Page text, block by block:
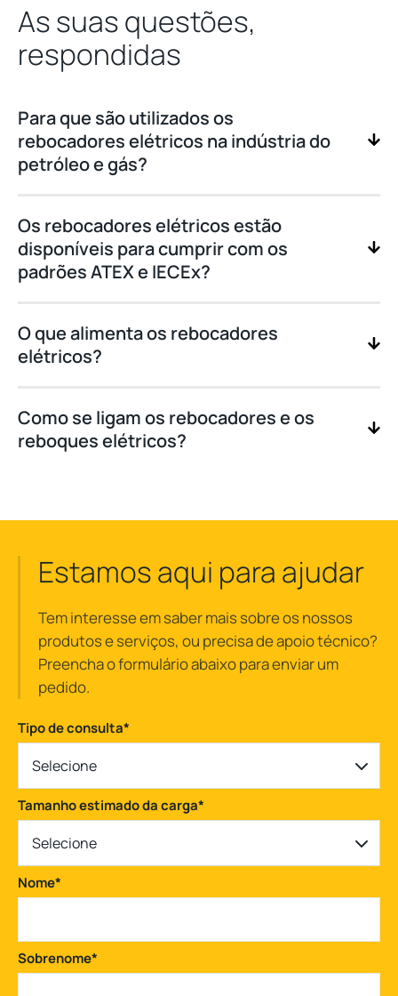
As suas questões,
respondidas
Para que são utilizados os
rebocadores elétricos na indústria do
petróleo e gás?
Os rebocadores elétricos estão
disponíveis para cumprir com os
padrões ATEX e IECEx?
O que alimenta os rebocadores
elétricos?
Como se ligam os rebocadores e os
reboques elétricos?
Estamos aqui para ajudar
Tem interesse em saber mais sobre os nossos
produtos e serviços, ou precisa de apoio técnico?
Preencha o formulário abaixo para enviar um
pedido.
Tipo de consulta*
Selecione
Tamanho estimado da carga*
Selecione
Nome*
Sobrenome*